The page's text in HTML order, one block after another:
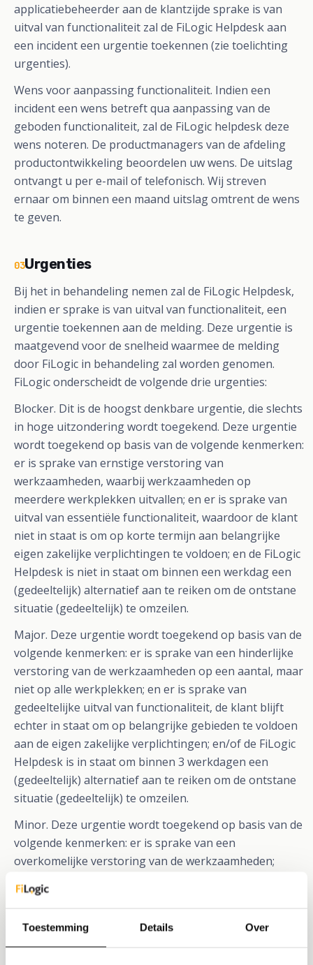
Toestemming Details Over
applicatiebeheerder aan de klantzijde sprake is van
uitval van functionaliteit zal de FiLogic Helpdesk aan
een incident een urgentie toekennen (zie toelichting
urgenties).
Wens voor aanpassing functionaliteit. Indien een
incident een wens betreft qua aanpassing van de
geboden functionaliteit, zal de FiLogic helpdesk deze
wens noteren. De productmanagers van de afdeling
productontwikkeling beoordelen uw wens. De uitslag
ontvangt u per e-mail of telefonisch. Wij streven
ernaar om binnen een maand uitslag omtrent de wens
te geven.
03Urgenties
Bij het in behandeling nemen zal de FiLogic Helpdesk,
indien er sprake is van uitval van functionaliteit, een
urgentie toekennen aan de melding. Deze urgentie is
maatgevend voor de snelheid waarmee de melding
door FiLogic in behandeling zal worden genomen.
FiLogic onderscheidt de volgende drie urgenties:
Blocker. Dit is de hoogst denkbare urgentie, die slechts
in hoge uitzondering wordt toegekend. Deze urgentie
wordt toegekend op basis van de volgende kenmerken:
er is sprake van ernstige verstoring van
werkzaamheden, waarbij werkzaamheden op
meerdere werkplekken uitvallen; en er is sprake van
uitval van essentiële functionaliteit, waardoor de klant
niet in staat is om op korte termijn aan belangrijke
eigen zakelijke verplichtingen te voldoen; en de FiLogic
Helpdesk is niet in staat om binnen een werkdag een
(gedeeltelijk) alternatief aan te reiken om de ontstane
situatie (gedeeltelijk) te omzeilen.
Major. Deze urgentie wordt toegekend op basis van de
volgende kenmerken: er is sprake van een hinderlijke
verstoring van de werkzaamheden op een aantal, maar
niet op alle werkplekken; en er is sprake van
gedeeltelijke uitval van functionaliteit, de klant blijft
echter in staat om op belangrijke gebieden te voldoen
aan de eigen zakelijke verplichtingen; en/of de FiLogic
Helpdesk is in staat om binnen 3 werkdagen een
(gedeeltelijk) alternatief aan te reiken om de ontstane
situatie (gedeeltelijk) te omzeilen.
Minor. Deze urgentie wordt toegekend op basis van de
volgende kenmerken: er is sprake van een
overkomelijke verstoring van de werkzaamheden;
functionaliteit, de klant blijft echter in staat om op de
verplichtingen; en/of de FiLogic Helpdesk is in staat op
redelijke termijn een alternatief aan te reiken om de